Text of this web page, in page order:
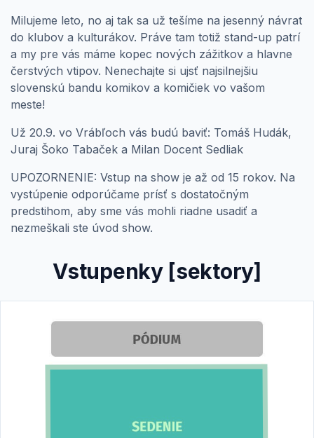
Milujeme leto, no aj tak sa už tešíme na jesenný návrat
do klubov a kulturákov. Práve tam totiž stand-up patrí
a my pre vás máme kopec nových zážitkov a hlavne
čerstvých vtipov. Nenechajte si ujsť najsilnejšiu
slovenskú bandu komikov a komičiek vo vašom
meste!
Už 20.9. vo Vrábľoch vás budú baviť: Tomáš Hudák,
Juraj Šoko Tabaček a Milan Docent Sedliak
UPOZORNENIE: Vstup na show je až od 15 rokov. Na
vystúpenie odporúčame prísť s dostatočným
predstihom, aby sme vás mohli riadne usadiť a
nezmeškali ste úvod show.
Vstupenky [sektory]